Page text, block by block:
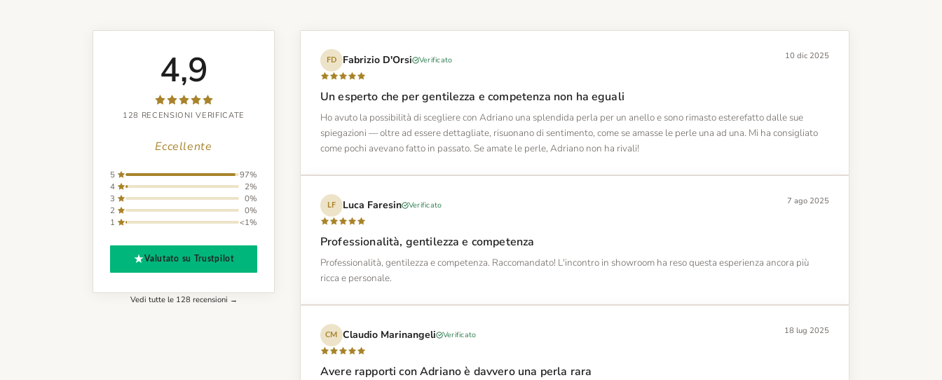
4,9
128 RECENSIONI VERIFICATE
Eccellente
5
97%
4
2%
3
0%
2
0%
1
<1%
Valutato su Trustpilot
Vedi tutte le 128 recensioni →
FD Fabrizio D'Orsi Verificato 10 dic 2025
Un esperto che per gentilezza e competenza non ha eguali
Ho avuto la possibilità di scegliere con Adriano una splendida perla per un anello e sono rimasto esterefatto dalle sue
spiegazioni — oltre ad essere dettagliate, risuonano di sentimento, come se amasse le perle una ad una. Mi ha consigliato
come pochi avevano fatto in passato. Se amate le perle, Adriano non ha rivali!
LF Luca Faresin Verificato 7 ago 2025
Professionalità, gentilezza e competenza
Professionalità, gentilezza e competenza. Raccomandato! L'incontro in showroom ha reso questa esperienza ancora più
ricca e personale.
CM Claudio Marinangeli Verificato 18 lug 2025
Avere rapporti con Adriano è davvero una perla rara